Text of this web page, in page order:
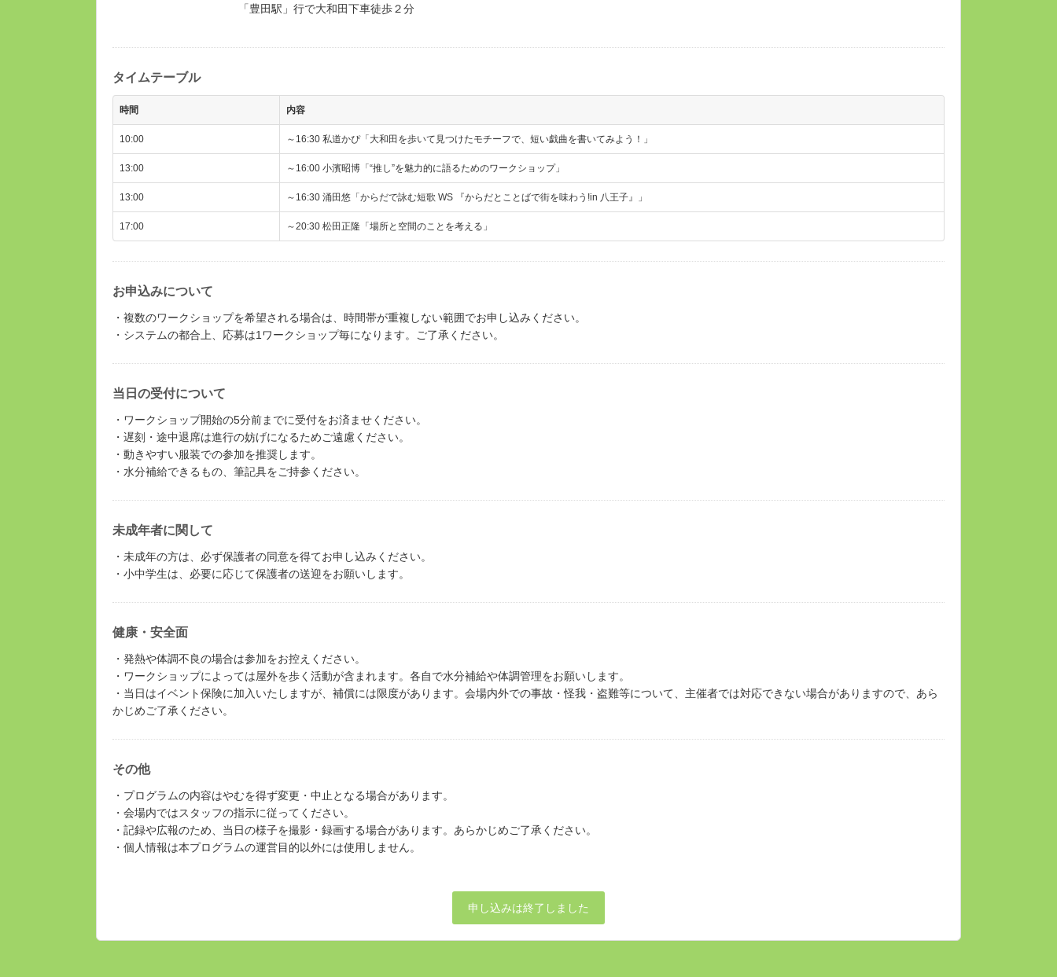
「豊田駅」行で大和田下車徒歩２分
タイムテーブル
時間 内容
10:00 ～16:30 私道かぴ「大和田を歩いて見つけたモチーフで、短い戯曲を書いてみよう！」
13:00 ～16:00 小濱昭博「“推し”を魅力的に語るためのワークショップ」
13:00 ～16:30 涌田悠「からだで詠む短歌 WS 『からだとことばで街を味わう!in 八王子』」
17:00 ～20:30 松田正隆「場所と空間のことを考える」
お申込みについて
・複数のワークショップを希望される場合は、時間帯が重複しない範囲でお申し込みください。
・システムの都合上、応募は1ワークショップ毎になります。ご了承ください。
当日の受付について
・ワークショップ開始の5分前までに受付をお済ませください。
・遅刻・途中退席は進行の妨げになるためご遠慮ください。
・動きやすい服装での参加を推奨します。
・水分補給できるもの、筆記具をご持参ください。
未成年者に関して
・未成年の方は、必ず保護者の同意を得てお申し込みください。
・小中学生は、必要に応じて保護者の送迎をお願いします。
健康・安全面
・発熱や体調不良の場合は参加をお控えください。
・ワークショップによっては屋外を歩く活動が含まれます。各自で水分補給や体調管理をお願いします。
・当日はイベント保険に加入いたしますが、補償には限度があります。会場内外での事故・怪我・盗難等について、主催者では対応できない場合がありますので、あら
かじめご了承ください。
その他
・プログラムの内容はやむを得ず変更・中止となる場合があります。
・会場内ではスタッフの指示に従ってください。
・記録や広報のため、当日の様子を撮影・録画する場合があります。あらかじめご了承ください。
・個人情報は本プログラムの運営目的以外には使用しません。
申し込みは終了しました